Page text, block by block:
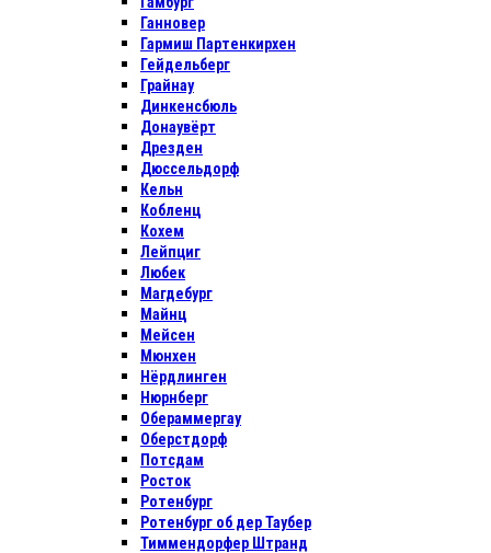
Ганновер
Гармиш Партенкирхен
Гейдельберг
Грайнау
Динкенсбюль
Донаувёрт
Дрезден
Дюссельдорф
Кельн
Кобленц
Кохем
Лейпциг
Любек
Магдебург
Майнц
Мейсен
Мюнхен
Нёрдлинген
Нюрнберг
Обераммергау
Оберстдорф
Потсдам
Росток
Ротенбург
Ротенбург об дер Таубер
Тиммендорфер Штранд